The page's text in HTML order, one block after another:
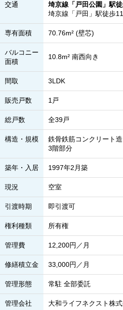
交通
埼京線「戸田公園」駅
埼京線「戸田」駅徒歩
専有面積 70.76m² (壁芯)
バルコニー
面積
10.8m² 南西向き
間取 3LDK
販売戸数 1戸
総戸数 全39戸
構造・規模
鉄骨鉄筋コンクリート
3階部分
築年・入居 1997年2月築
現況 空室
引渡時期 即引渡可
権利種類 所有権
管理費 12,200円／月
修繕積立金 33,000円／月
管理形態 常駐 全部委託
管理会社 大和ライフネクスト株